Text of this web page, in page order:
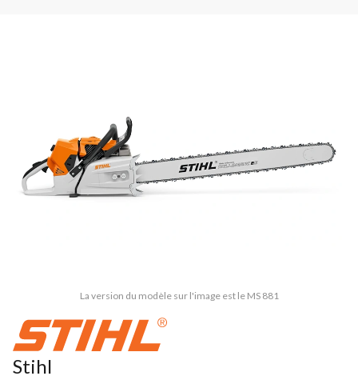
La version du modèle sur l'image est le MS 881
Stihl